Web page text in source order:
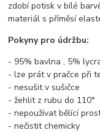
zdobí potisk v bílé
materiál s příměsí
Pokyny pro údržbu:
- 95% bavlna , 5%
- lze prát v pračce při
- nesušit v sušičce
- žehlit z rubu do 110°
- nepoužívat bělící
- nečistit chemicky